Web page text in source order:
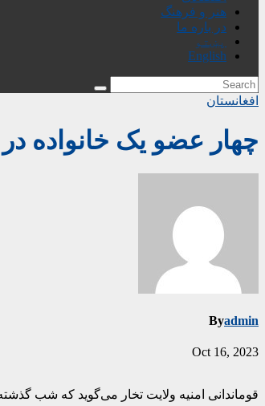
هنر و فرهنگ
در باره ما
پښتو
English
افغانستان
چهار عضو یک خانواده
Byadmin
Oct 16, 2023
قوماندانی امنیه ولایت تخار می‌گوید که شب